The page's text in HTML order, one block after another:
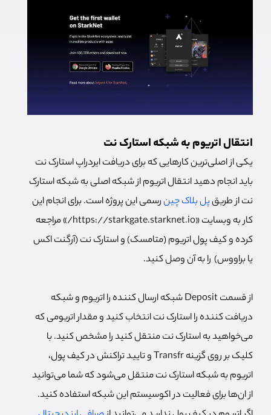
انتقال اتریوم به شبکه استارک نت
یکی از اصلی‌ترین کارهایی که برای دریافت ایردراپ استارک نت
باید انجام دهید انتقال اتریوم از شبکه اصلی به شبکه استارک
نت از طریقپل بلاک چینرسمی این پروژه است. برای انجام این
کار به وبسایت «https://starkgate.starknet.io/» مراجعه
کرده و کیف پول اتریوم (متامسک) و استارک نت (آرگنت اکس
یا براووس) را به آن وصل کنید.
از قسمت Deposit شبکه ارسال کننده را اتریوم و شبکه
دریافت کننده را استارک نت انتخاب کنید و مقدار اتریومی که
می‌خواهید به استارک نت منتقل کنید را مشخص کنید. با
کلیک بر روی گزینه Transfr و تایید تراکنش در کیف پول،
اتریوم به شبکه استارک نت منتقل می‌شود که شما می‌توانید
از ان‌ها برای فعالیت در اکوسیستم این شبکه استفاده کنید.